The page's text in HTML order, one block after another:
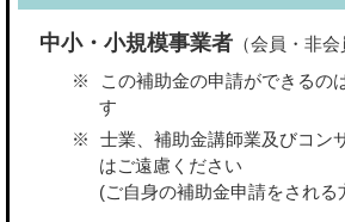
中小・小規模事業者 （会員・非会
この補助金の申請ができるの
す
士業、補助金講師業及びコン
はご遠慮ください
(ご自身の補助金申請をされる